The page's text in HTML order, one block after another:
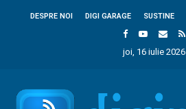
DESPRE NOI DIGI GARAGE SUSTINE
joi, 16 iulie 2026